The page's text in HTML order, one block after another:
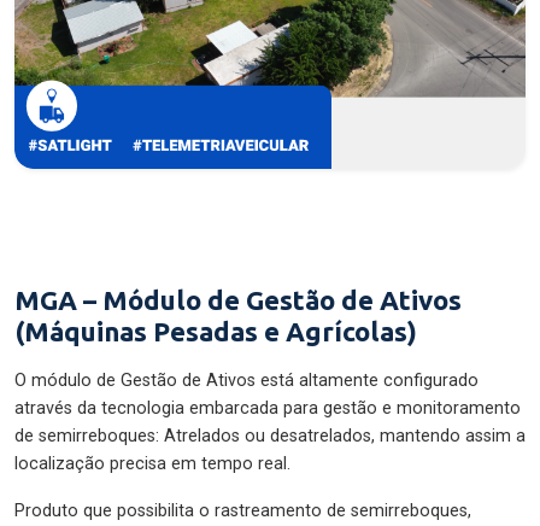
MGA – Módulo de Gestão de Ativos
(Máquinas Pesadas e Agrícolas)
O módulo de Gestão de Ativos está altamente configurado
através da tecnologia embarcada para gestão e monitoramento
de semirreboques: Atrelados ou desatrelados, mantendo assim a
localização precisa em tempo real.
Produto que possibilita o rastreamento de semirreboques,